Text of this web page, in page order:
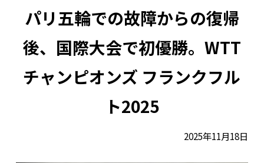
パリ五輪での故障からの復帰
後、国際大会で初優勝。WTT
チャンピオンズ フランクフル
ト2025
2025年11月18日